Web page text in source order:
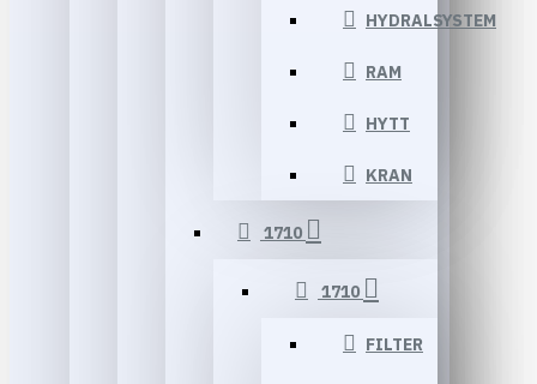
HYDRALSYSTEM
RAM
HYTT
KRAN
1710
1710
FILTER